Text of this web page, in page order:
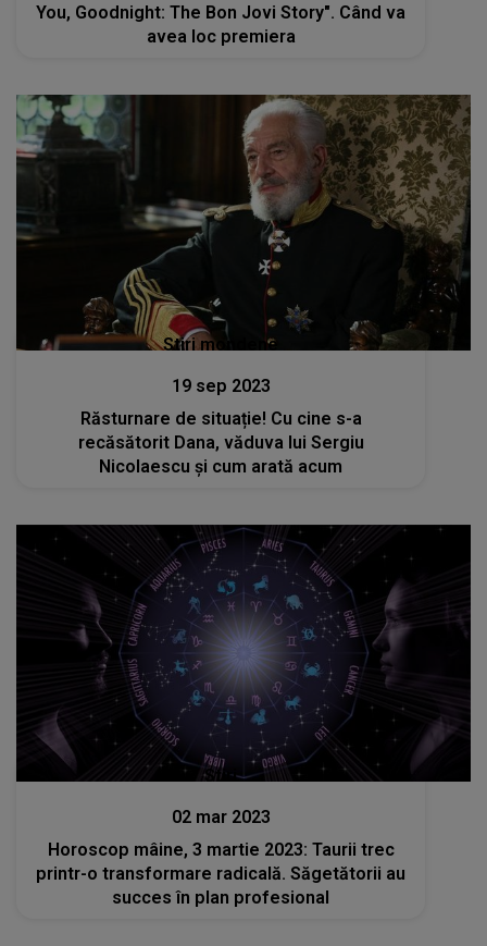
You, Goodnight: The Bon Jovi Story". Când va
avea loc premiera
Stiri mondene
19 sep 2023
Răsturnare de situație! Cu cine s-a
recăsătorit Dana, văduva lui Sergiu
Nicolaescu și cum arată acum
Stiri
02 mar 2023
Horoscop mâine, 3 martie 2023: Taurii trec
printr-o transformare radicală. Săgetătorii au
succes în plan profesional